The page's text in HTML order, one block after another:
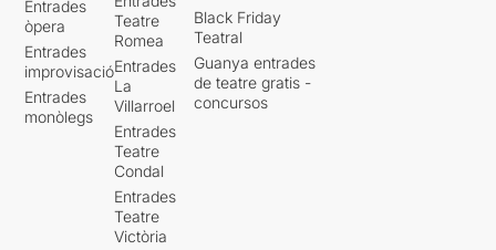
Entrades
òpera
Entrades
improvisació
Entrades
monòlegs
Teatre
Romea
Entrades
La
Villarroel
Entrades
Teatre
Condal
Entrades
Teatre
Victòria
Black Friday
Teatral
Guanya entrades
de teatre gratis -
concursos